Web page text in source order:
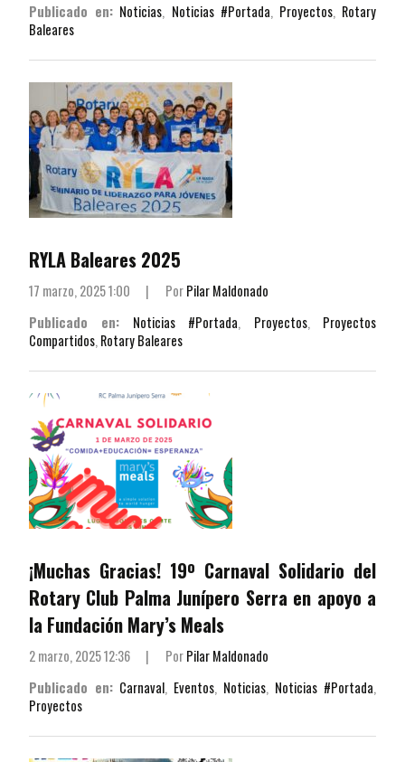
Publicado en: Noticias, Noticias #Portada, Proyectos, Rotary
Baleares
RYLA Baleares 2025
17 marzo, 2025 1:00 | PorPilar Maldonado
Publicado en:
Noticias #Portada, Proyectos, Proyectos
Compartidos, Rotary Baleares
¡Muchas Gracias! 19º Carnaval Solidario del
Rotary Club Palma Junípero Serra en apoyo a
la Fundación Mary’s Meals
2 marzo, 2025 12:36 | PorPilar Maldonado
Publicado en: Carnaval, Eventos, Noticias, Noticias #Portada,
Proyectos